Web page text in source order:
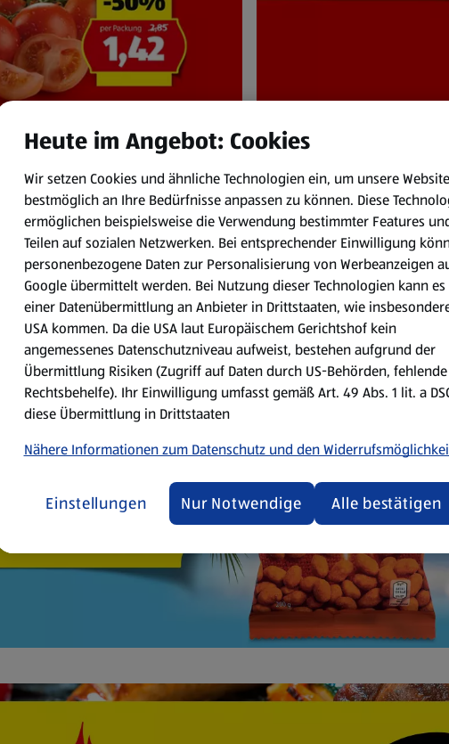
7.8. und Sa. 8.8.
HOFER
Immer zum
Heute im Angebot: Cookies
Wir setzen Cookies und ähnliche Technologien ein, um unsere Website
bestmöglich an Ihre Bedürfnisse anpassen zu können. Diese
ermöglichen beispielsweise die Verwendung bestimmter Features
Teilen auf sozialen Netzwerken. Bei entsprechender Einwilligung
personenbezogene Daten zur Personalisierung von Werbeanzeigen
Google übermittelt werden. Bei Nutzung dieser Technologien kann es
einer Datenübermittlung an Anbieter in Drittstaaten, wie
USA kommen. Da die USA laut Europäischem Gerichtshof kein
angemessenes Datenschutzniveau aufweist, bestehen aufgrund der
Übermittlung Risiken (Zugriff auf Daten durch US-Behörden, fehlende
Rechtsbehelfe). Ihr Einwilligung umfasst gemäß Art. 49 Abs. 1 lit. a
diese Übermittlung in Drittstaaten
Nähere Informationen zum Datenschutz und den
Einstellungen Nur Notwendige Alle bestätigen